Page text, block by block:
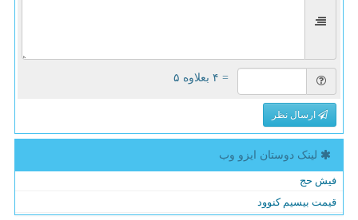
= ۴ بعلاوه ۵
ارسال نظر
لینک دوستان ایزو وب
فیش حج
قیمت بیسیم کنوود